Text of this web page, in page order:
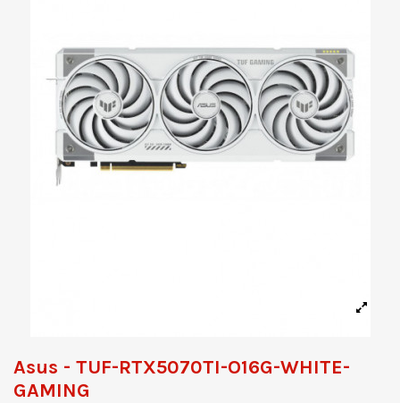
Asus - TUF-RTX5070TI-O16G-WHITE-
GAMING